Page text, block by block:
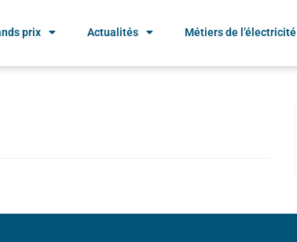
prix Actualités Métiers de l’électricité